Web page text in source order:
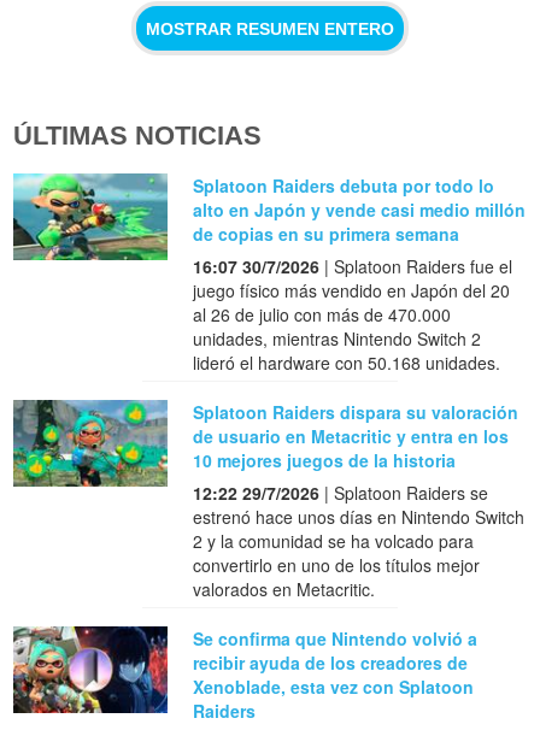
MOSTRAR RESUMEN ENTERO
ÚLTIMAS NOTICIAS
Splatoon Raiders debuta por todo lo
alto en Japón y vende casi medio millón
de copias en su primera semana
16:07 30/7/2026 | Splatoon Raiders fue el
juego físico más vendido en Japón del 20
al 26 de julio con más de 470.000
unidades, mientras Nintendo Switch 2
lideró el hardware con 50.168 unidades.
Splatoon Raiders dispara su valoración
de usuario en Metacritic y entra en los
10 mejores juegos de la historia
12:22 29/7/2026 | Splatoon Raiders se
estrenó hace unos días en Nintendo Switch
2 y la comunidad se ha volcado para
convertirlo en uno de los títulos mejor
valorados en Metacritic.
Se confirma que Nintendo volvió a
recibir ayuda de los creadores de
Xenoblade, esta vez con Splatoon
Raiders